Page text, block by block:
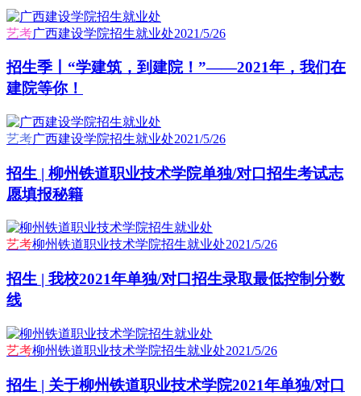
艺考广西建设学院招生就业处2021/5/26
招生季丨“学建筑，到建院！”——2021年，我们在
建院等你！
艺考广西建设学院招生就业处2021/5/26
招生 | 柳州铁道职业技术学院单独/对口招生考试志
愿填报秘籍
艺考柳州铁道职业技术学院招生就业处2021/5/26
招生 | 我校2021年单独/对口招生录取最低控制分数
线
艺考柳州铁道职业技术学院招生就业处2021/5/26
招生 | 关于柳州铁道职业技术学院2021年单独/对口